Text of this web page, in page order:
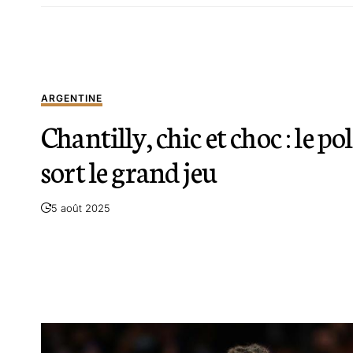
ARGENTINE
Chantilly, chic et choc : le
sort le grand jeu
5 août 2025